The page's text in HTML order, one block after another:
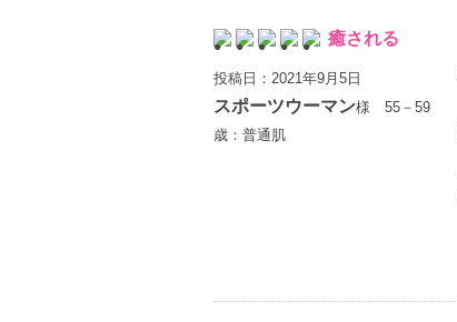
癒される
投稿日：2021年9月5日
スポーツウーマン様 55－59
歳：普通肌